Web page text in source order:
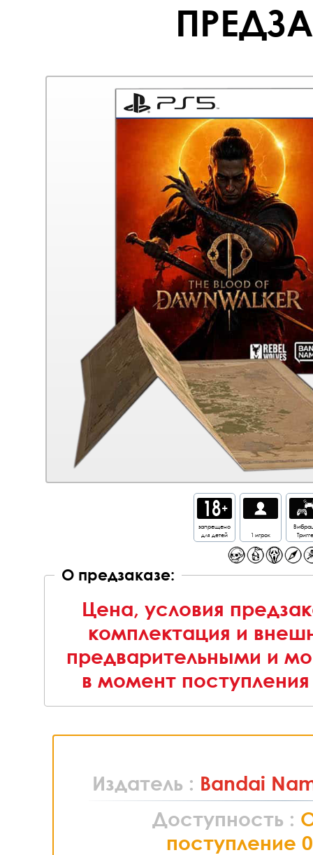
запрещено
для детей
1 игрок
О предзаказе:
Цена, условия
комплектация и
предварительными и
в момент
Издатель : Bandai
Доступность :
поступление